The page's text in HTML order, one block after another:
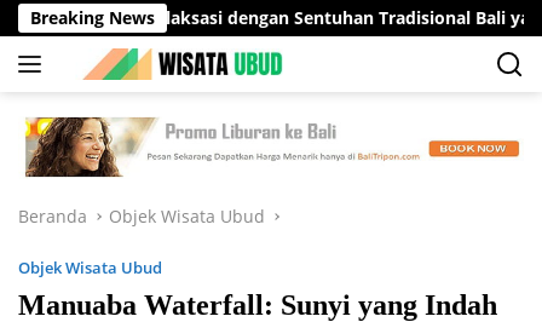
Langsung
ke
konten
Breaking News
Relaksasi dengan Sentuhan Tradisional Bali yang
Beranda Objek Wisata Ubud
Objek Wisata Ubud
Manuaba Waterfall: Sunyi yang Indah